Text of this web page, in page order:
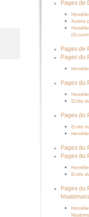
Pages de
Autres
Pages de
Pages du
Pages du
Ecrits
Pages du
Ecrits
Pages du
Pages du
Ecrits
Pages du